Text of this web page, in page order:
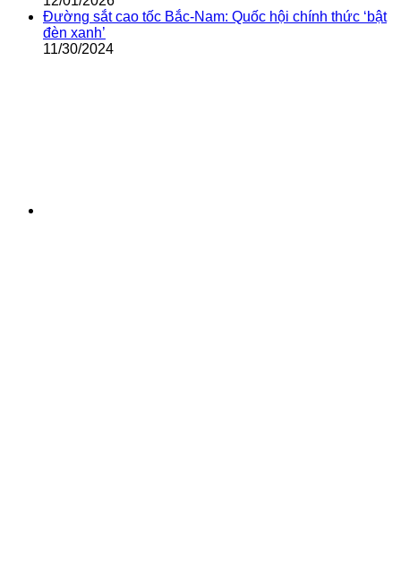
Đường sắt cao tốc Bắc-Nam: Quốc hội chính thức ‘bật
đèn xanh’
11/30/2024